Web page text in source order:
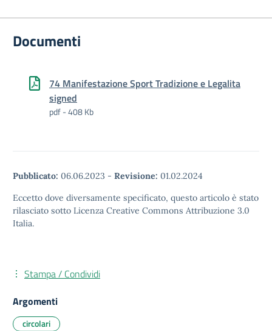
Documenti
74 Manifestazione Sport Tradizione e Legalita
signed
pdf - 408 Kb
Pubblicato: 06.06.2023 - Revisione: 01.02.2024
Eccetto dove diversamente specificato, questo articolo è stato
rilasciato sotto Licenza Creative Commons Attribuzione 3.0
Italia.
Stampa / Condividi
Argomenti
circolari